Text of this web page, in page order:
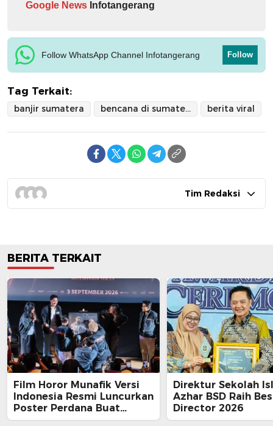
Google News Infotangerang
Follow WhatsApp Channel Infotangerang Follow
Tag Terkait:
banjir sumatera bencana di sumatera berita viral
Tim Redaksi
BERITA TERKAIT
Film Horor Munafik Versi
Indonesia Resmi Luncurkan
Poster Perdana Buat
Kesan Spiritual Religi
Direktur Sekolah
Azhar BSD Raih
Director 2026